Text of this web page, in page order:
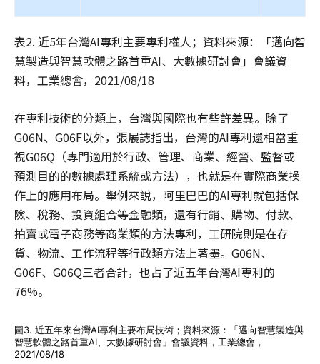
表2. 近5年台灣AI專利主要專利權人；資料來源：「邁向智
慧製造與智慧軟體之路首重AI、大數據研討會」會議資
料，工業總會，2021/08/18
在專利技術的分類上，台灣與國際也有些許差異。除了
G06N、G06F以外，張展誌指出，台灣的AI專利還相當重
視G06Q（專門適用於行政、管理、商業、經營、監督或
預測目的的數據處理系統或方法），也就是在實際商業操
作上的應用布局。舉例來說，阿里巴巴的AI專利就包括保
險、稅務、投資組合等金融類，還有行銷、購物、付款、
拍賣或電子商務等商業類的方法專利，工研院則是在存
貨、物流、工作流程等行政類方法上著墨。G06N、
G06F、G06Q三者合計，也占了近五年台灣AI專利的
76%。
圖3. 近五年來台灣AI專利主要布局技術；資料來源：「邁向智慧製造與
智慧軟體之路首重AI、大數據研討會」會議資料，工業總會，
2021/08/18